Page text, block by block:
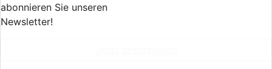
abonnieren Sie unseren
Newsletter!